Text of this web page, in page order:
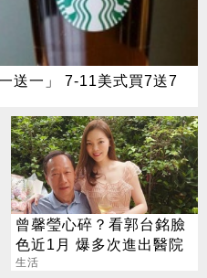
送一」 7-11美式買7送7
曾馨瑩心碎？看郭台銘臉
色近1月 爆多次進出醫院
生活